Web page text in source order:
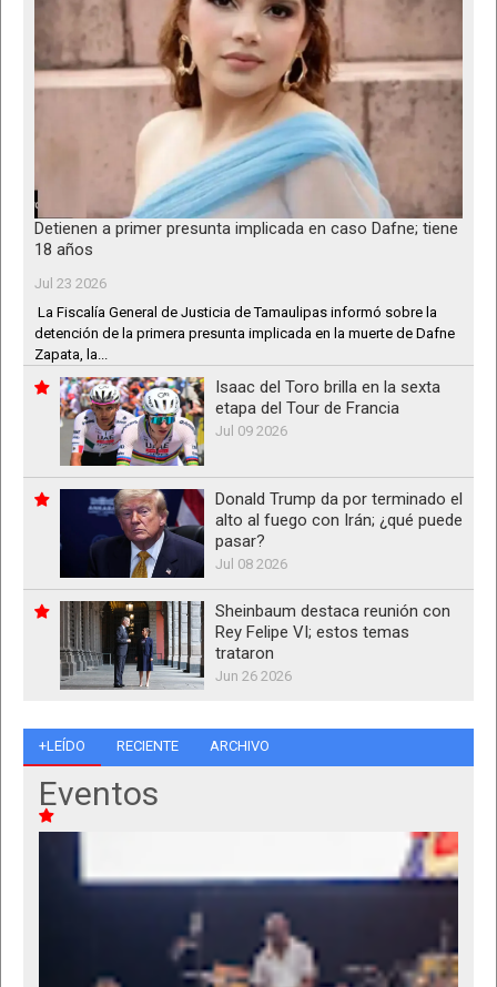
Detienen a primer presunta implicada en caso Dafne; tiene
18 años
Jul 23 2026
La Fiscalía General de Justicia de Tamaulipas informó sobre la
detención de la primera presunta implicada en la muerte de Dafne
Zapata, la...
Isaac del Toro brilla en la sexta
etapa del Tour de Francia
Jul 09 2026
Donald Trump da por terminado el
alto al fuego con Irán; ¿qué puede
pasar?
Jul 08 2026
Sheinbaum destaca reunión con
Rey Felipe VI; estos temas
trataron
Jun 26 2026
+LEÍDO RECIENTE ARCHIVO
Eventos